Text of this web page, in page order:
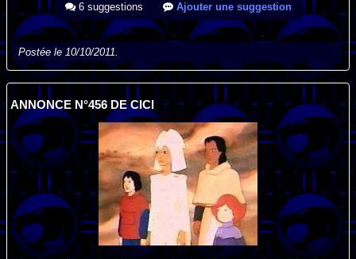
6 suggestions Ajouter une suggestion
Postée le 10/10/2011.
ANNONCE N°456 DE CICI